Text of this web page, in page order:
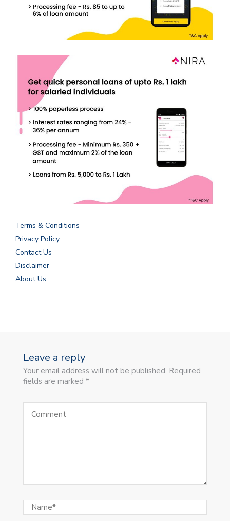
Terms & Conditions
Privacy Policy
Contact Us
Disclaimer
About Us
Leave a reply
Your email address will not be published. Required
fields are marked *